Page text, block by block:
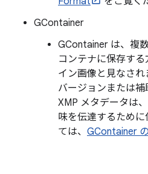
GContainer
GContainer は、複
コンテナに保存する
イン画像と見なさ
バージョンまたは補
XMP メタデータは
味を伝達するため
ては、 GContainer